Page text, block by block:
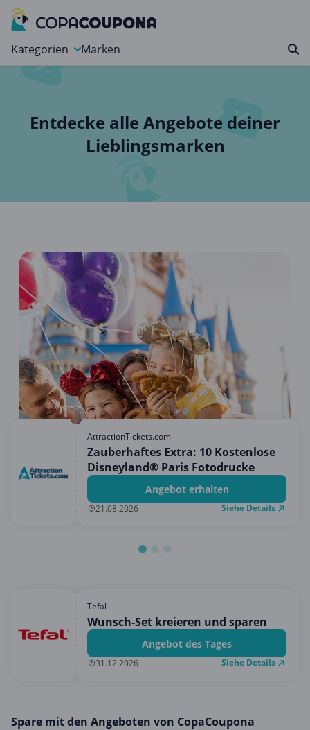
Kategorien
Essen & Trinken
Gaming & Spielzeug
Garten, Haushalt & Tiere
Gesundheit & Beauty
Hotels & Unterkünfte
Mobilfunk & Internet
Mode & Accessoires
Shopping
Sonstiges
Sport & Freizeit
Urlaub & Reise
Marken
Entdecke alle Angebote deiner
Lieblingsmarken
AttractionTickets.com
Zauberhaftes Extra: 10 Kostenlose
Disneyland® Paris Fotodrucke
Angebot erhalten
21.08.2026 Siehe Details
Tefal
Wunsch-Set kreieren und sparen
Angebot des Tages
31.12.2026 Siehe Details
Spare mit den Angeboten von CopaCoupona